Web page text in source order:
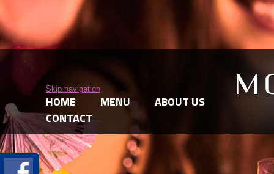
Skip navigation
HOME MENU
ABOUT US
CONTACT